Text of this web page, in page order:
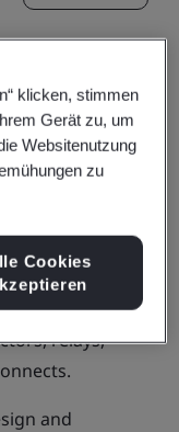
of circuit
relays,
and
klicken, stimmen
Gerät zu, um
Websitenutzung
zu
Cookies